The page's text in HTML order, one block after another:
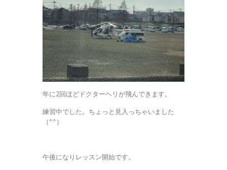
年に2回ほどドクターヘリが飛んできます。
練習中でした。ちょっと見入っちゃいました
（^^）
午後になりレッスン開始です。